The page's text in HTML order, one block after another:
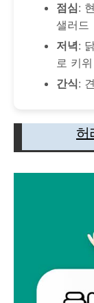
점심:
샐러드
저녁:
로 키위
간식:
허